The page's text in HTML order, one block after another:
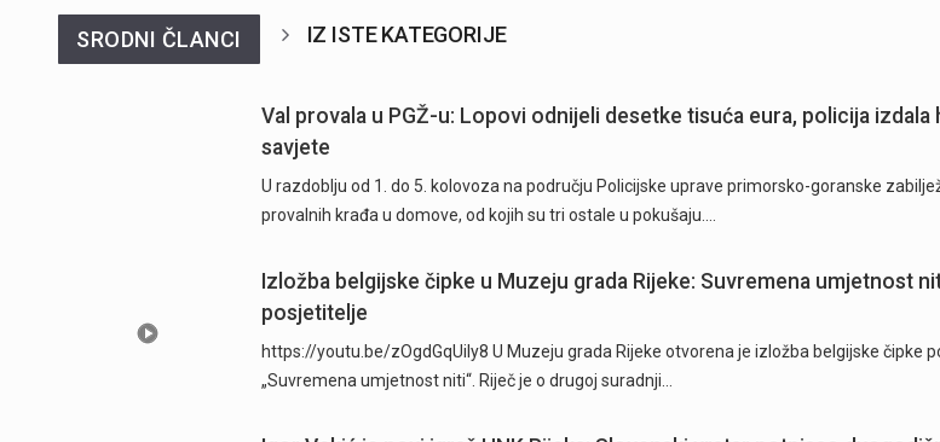
SRODNI ČLANCI IZ ISTE KATEGORIJE
Val provala u PGŽ-u: Lopovi odnijeli desetke tisuća eura, policija izdala
savjete
U razdoblju od 1. do 5. kolovoza na području Policijske uprave primorsko-goranske
provalnih krađa u domove, od kojih su tri ostale u pokušaju.…
Izložba belgijske čipke u Muzeju grada Rijeke: Suvremena umjetnost
posjetitelje
https://youtu.be/zOgdGqUily8 U Muzeju grada Rijeke otvorena je izložba belgijske čipke
„Suvremena umjetnost niti“. Riječ je o drugoj suradnji…